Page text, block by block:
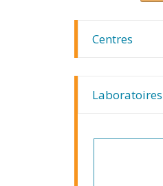
Centres
Laboratoires